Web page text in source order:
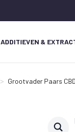
ADDITIEVEN &
Grootvader Paars